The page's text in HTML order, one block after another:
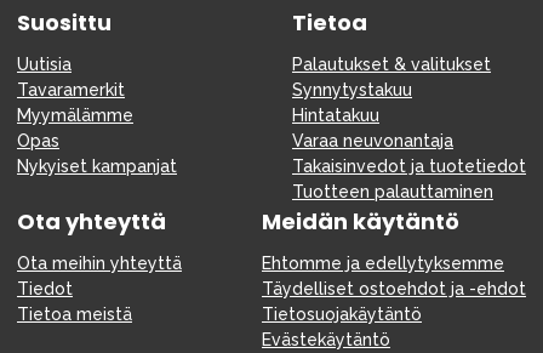
Suosittu
Uutisia
Tavaramerkit
Myymälämme
Opas
Nykyiset kampanjat
Tietoa
Palautukset & valitukset
Synnytystakuu
Hintatakuu
Varaa neuvonantaja
Takaisinvedot ja tuotetiedot
Tuotteen palauttaminen
Ota yhteyttä
Ota meihin yhteyttä
Tiedot
Tietoa meistä
Meidän käytäntö
Ehtomme ja edellytyksemme
Täydelliset ostoehdot ja -ehdot
Tietosuojakäytäntö
Evästekäytäntö